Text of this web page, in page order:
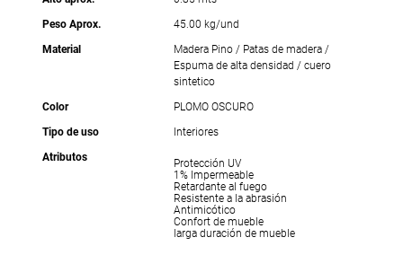
Peso Aprox.
45.00 kg/und
Material
Madera Pino / Patas de madera /
Espuma de alta densidad / cuero
sintetico
Color
PLOMO OSCURO
Tipo de uso
Interiores
Atributos
Protección UV
1% Impermeable
Retardante al fuego
Resistente a la abrasión
Antimicótico
Confort de mueble
larga duración de mueble